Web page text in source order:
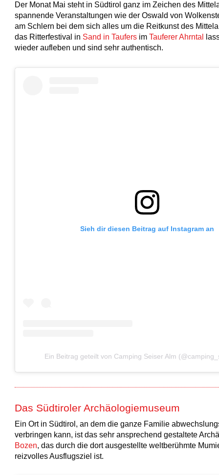
Der Monat Mai steht in Südtirol ganz im Zeichen des
spannende Veranstaltungen wie der Oswald von
am Schlern bei dem sich alles um die Reitkunst des
das Ritterfestival in Sand in Taufers im Tauferer Ahrntal
wieder aufleben und sind sehr authentisch.
Sieh dir diesen Beitrag auf Instagram an
Ein Beitrag geteilt von Camping Seiser Alm
Das Südtiroler Archäologiemuseum
Ein Ort in Südtirol, an dem die ganze Familie
verbringen kann, ist das sehr ansprechend gestaltete
Bozen, das durch die dort ausgestellte weltberühmte
reizvolles Ausflugsziel ist.